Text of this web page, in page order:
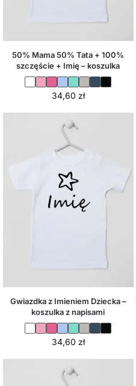
50% Mama 50% Tata + 100%
szczęście + Imię – koszulka
34,60 zł
Gwiazdka z Imieniem Dziecka –
koszulka z napisami
34,60 zł